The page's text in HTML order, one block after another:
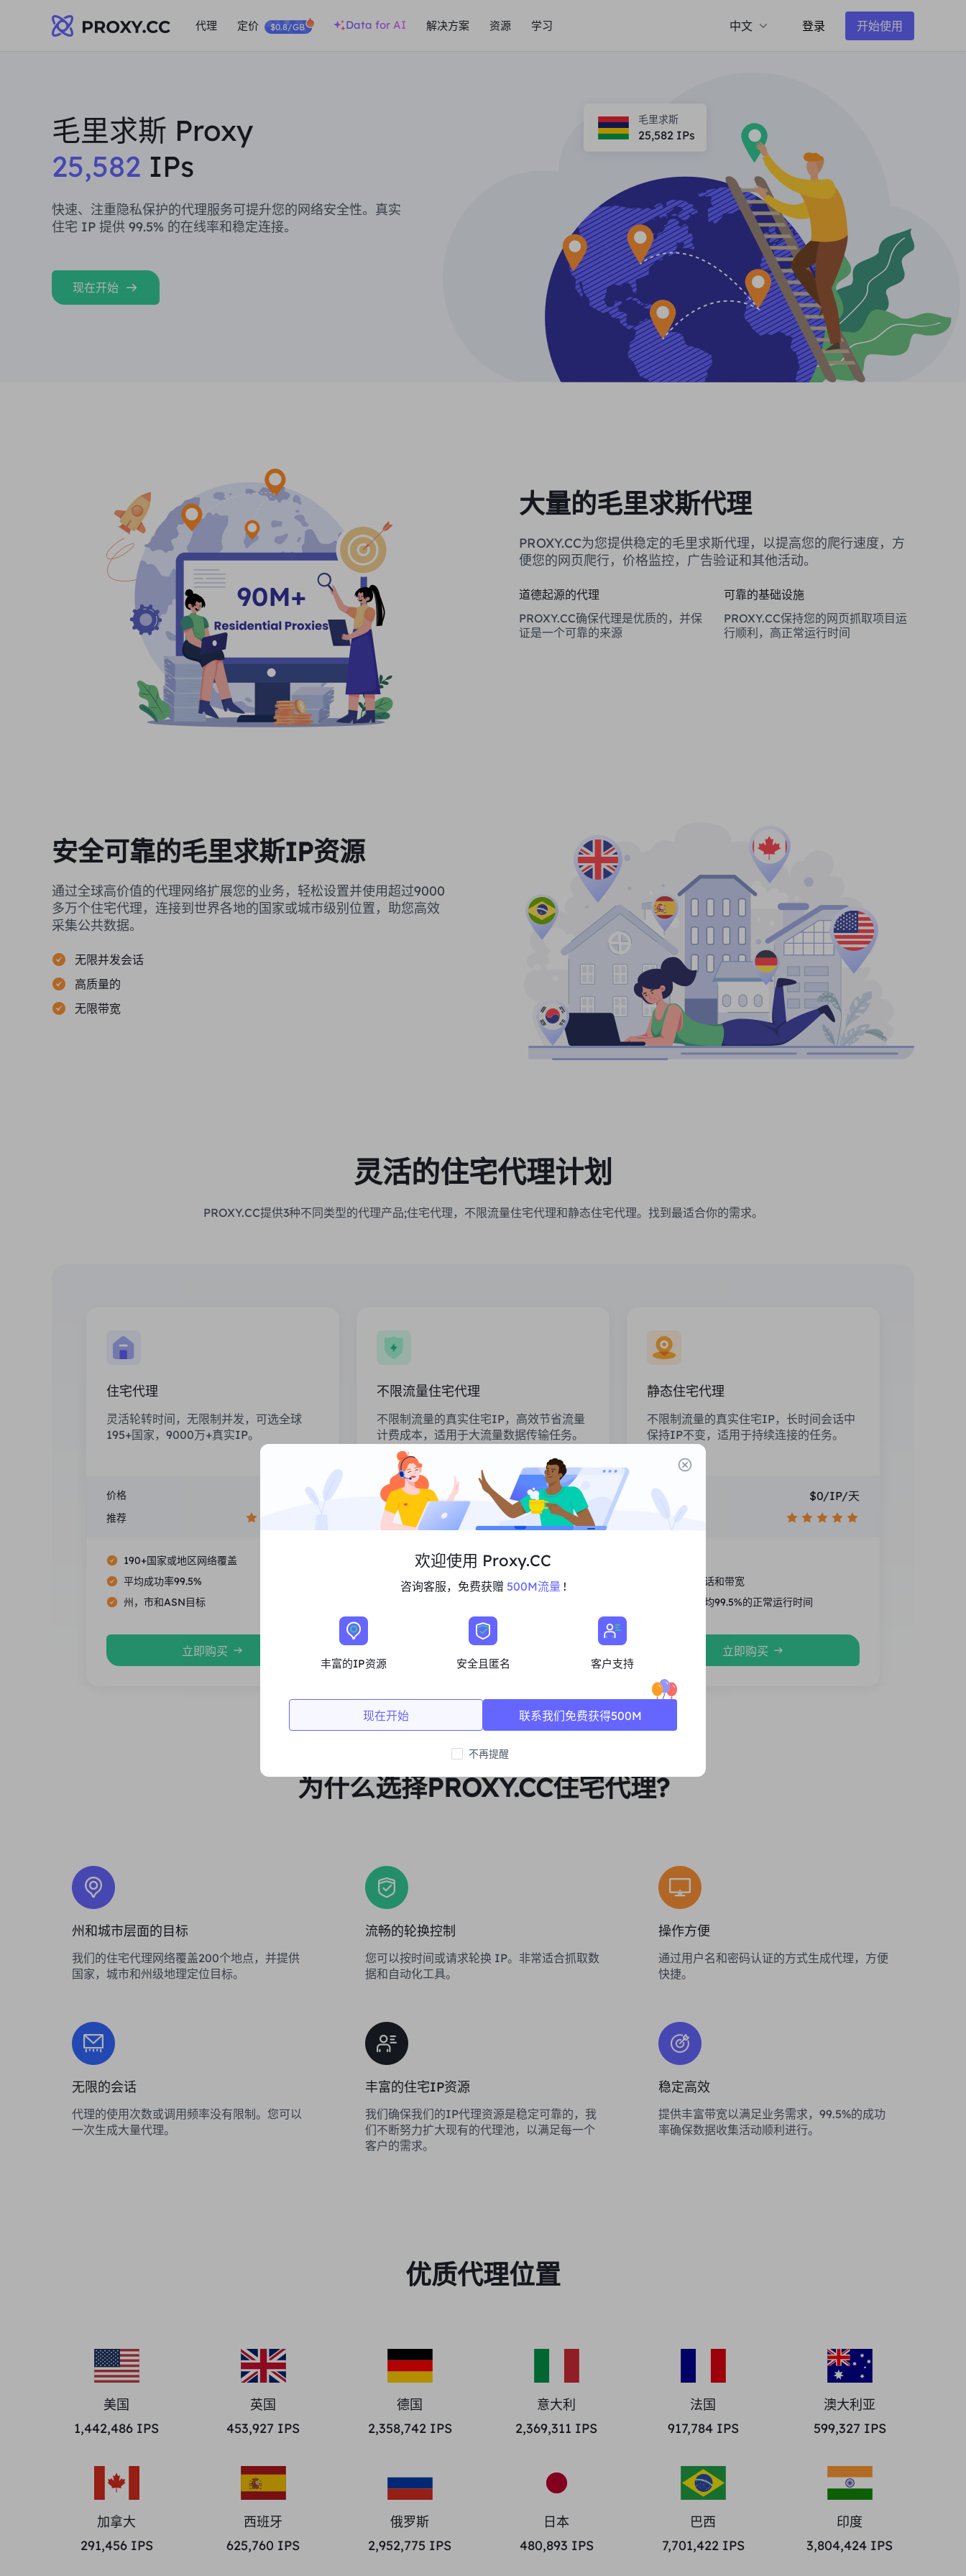
代理 定价 $0.8/GB Data for AI 解决方案 资源 学习 中文 登录 开始使用
毛里求斯 Proxy
25,582 IPs
快速、注重隐私保护的代理服务可提升您的网络安全性。真实
住宅 IP 提供 99.5% 的在线率和稳定连接。
现在开始
毛里求斯
25,582 IPs
大量的毛里求斯代理
PROXY.CC为您提供稳定的毛里求斯代理，以提高您的爬行速度，方
便您的网页爬行，价格监控，广告验证和其他活动。
道德起源的代理
PROXY.CC确保代理是优质的，并保
证是一个可靠的来源
可靠的基础设施
PROXY.CC保持您的网页抓取项目运
行顺利，高正常运行时间
安全可靠的毛里求斯IP资源
通过全球高价值的代理网络扩展您的业务，轻松设置并使用超过9000
多万个住宅代理，连接到世界各地的国家或城市级别位置，助您高效
采集公共数据。
无限并发会话
高质量的
无限带宽
灵活的住宅代理计划
PROXY.CC提供3种不同类型的代理产品;住宅代理，不限流量住宅代理和静态住宅代理。找到最适合你的需求。
住宅代理
灵活轮转时间，无限制并发，可选全球
195+国家，9000万+真实IP。
价格 $0/GB
推荐
190+国家或地区网络覆盖
平均成功率99.5%
州，市和ASN目标
立即购买
不限流量住宅代理
不限制流量的真实住宅IP，高效节省流量
计费成本，适用于大流量数据传输任务。
价格 $0/天
推荐
支持Multi-Concurrency
无限的会话和带宽
静态住宅代理
不限制流量的真实住宅IP，长时间会话中
保持IP不变，适用于持续连接的任务。
价格 $0/IP/天
推荐
无限的会话和带宽
高性能平均99.5%的正常运行时间
立即购买
为什么选择PROXY.CC住宅代理?
州和城市层面的目标
我们的住宅代理网络覆盖200个地点，并提供
国家，城市和州级地理定位目标。
流畅的轮换控制
您可以按时间或请求轮换 IP。非常适合抓取数
据和自动化工具。
操作方便
通过用户名和密码认证的方式生成代理，方便
快捷。
无限的会话
代理的使用次数或调用频率没有限制。您可以
一次生成大量代理。
丰富的住宅IP资源
我们确保我们的IP代理资源是稳定可靠的，我
们不断努力扩大现有的代理池，以满足每一个
客户的需求。
稳定高效
提供丰富带宽以满足业务需求，99.5%的成功
率确保数据收集活动顺利进行。
优质代理位置
美国
1,442,486 IPS
英国
453,927 IPS
德国
2,358,742IPS
意大利
2,369,311 IPS
法国
917,784IPS
澳大利亚
599,327 IPS
加拿大
291,456IPS
西班牙
625,760 IPS
俄罗斯
2,952,775 IPS
日本
480,893 IPS
巴西
7,701,422IPS
印度
3,804,424 IPS
欢迎使用 Proxy.CC
咨询客服，免费获赠 500M流量 !
丰富的IP资源 安全且匿名 客户支持
现在开始 联系我们免费获得500M
不再提醒